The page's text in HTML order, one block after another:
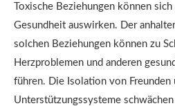
Toxische Beziehungen können
Gesundheit auswirken. Der
solchen Beziehungen können zu
Herzproblemen und anderen
führen. Die Isolation von Freunden
Unterstützungssysteme